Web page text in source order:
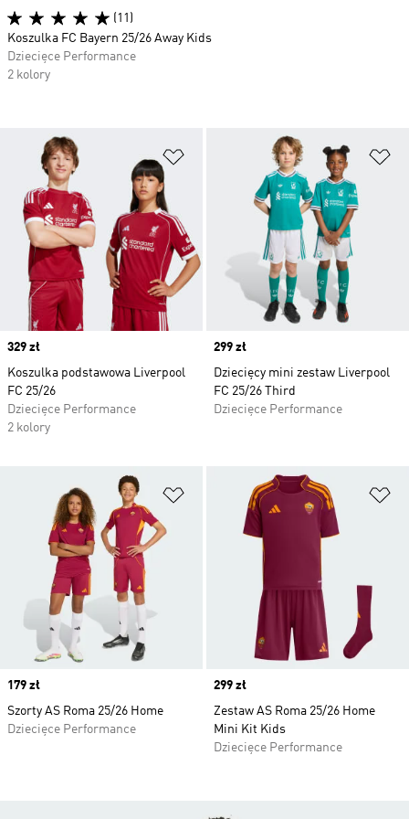
Dodaj do listy życzeń
Price
329 zł
Koszulka podstawowa Liverpool
FC 25/26
Dziecięce Performance
2 kolory
Price
299 zł
Dziecięcy mini zestaw Liverpool
FC 25/26 Third
Dziecięce Performance
Dodaj do listy życzeń
Price
179 zł
Szorty AS Roma 25/26 Home
Dziecięce Performance
Price
299 zł
Zestaw AS Roma 25/26 Home
Mini Kit Kids
Dziecięce Performance
(11)
Koszulka FC Bayern 25/26 Away Kids
Dziecięce Performance
2 kolory